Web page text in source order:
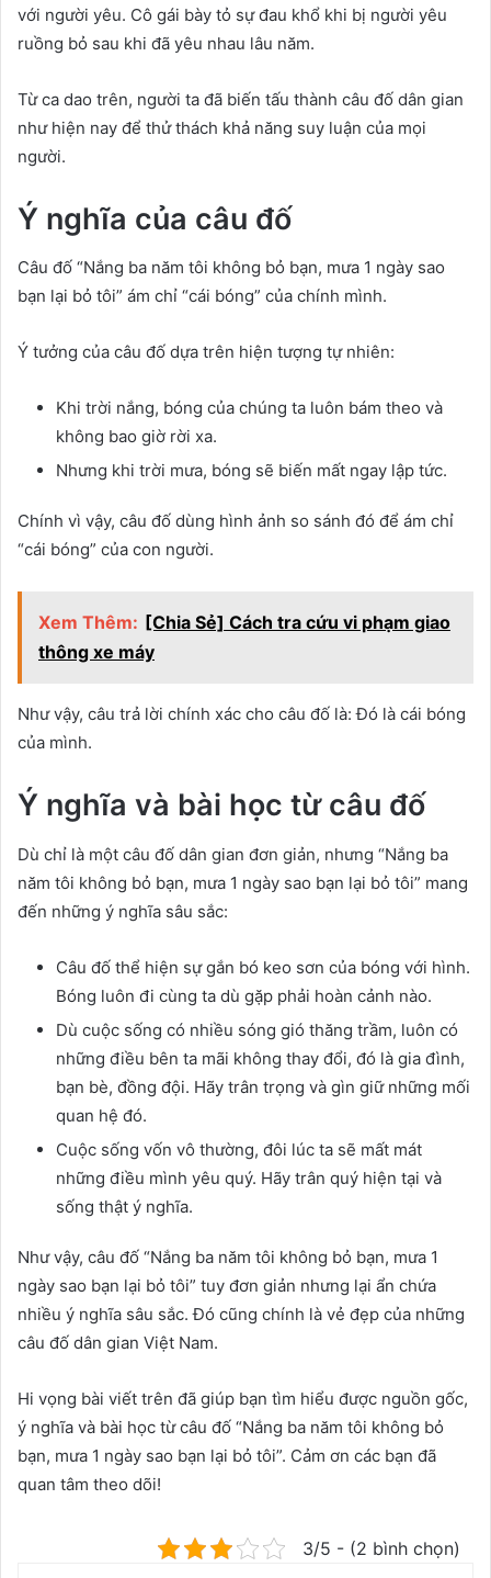
với người yêu. Cô gái bày tỏ sự đau khổ khi bị người yêu
ruồng bỏ sau khi đã yêu nhau lâu năm.
Từ ca dao trên, người ta đã biến tấu thành câu đố dân gian
như hiện nay để thử thách khả năng suy luận của mọi
người.
Ý nghĩa của câu đố
Câu đố “Nắng ba năm tôi không bỏ bạn, mưa 1 ngày sao
bạn lại bỏ tôi” ám chỉ “cái bóng” của chính mình.
Ý tưởng của câu đố dựa trên hiện tượng tự nhiên:
Khi trời nắng, bóng của chúng ta luôn bám theo và
không bao giờ rời xa.
Nhưng khi trời mưa, bóng sẽ biến mất ngay lập tức.
Chính vì vậy, câu đố dùng hình ảnh so sánh đó để ám chỉ
“cái bóng” của con người.
Xem Thêm: [Chia Sẻ] Cách tra cứu vi phạm giao
thông xe máy
Như vậy, câu trả lời chính xác cho câu đố là: Đó là cái bóng
của mình.
Ý nghĩa và bài học từ câu đố
Dù chỉ là một câu đố dân gian đơn giản, nhưng “Nắng ba
năm tôi không bỏ bạn, mưa 1 ngày sao bạn lại bỏ tôi” mang
đến những ý nghĩa sâu sắc:
Câu đố thể hiện sự gắn bó keo sơn của bóng với hình.
Bóng luôn đi cùng ta dù gặp phải hoàn cảnh nào.
Dù cuộc sống có nhiều sóng gió thăng trầm, luôn có
những điều bên ta mãi không thay đổi, đó là gia đình,
bạn bè, đồng đội. Hãy trân trọng và gìn giữ những mối
quan hệ đó.
Cuộc sống vốn vô thường, đôi lúc ta sẽ mất mát
những điều mình yêu quý. Hãy trân quý hiện tại và
sống thật ý nghĩa.
Như vậy, câu đố “Nắng ba năm tôi không bỏ bạn, mưa 1
ngày sao bạn lại bỏ tôi” tuy đơn giản nhưng lại ẩn chứa
nhiều ý nghĩa sâu sắc. Đó cũng chính là vẻ đẹp của những
câu đố dân gian Việt Nam.
Hi vọng bài viết trên đã giúp bạn tìm hiểu được nguồn gốc,
ý nghĩa và bài học từ câu đố “Nắng ba năm tôi không bỏ
bạn, mưa 1 ngày sao bạn lại bỏ tôi”. Cảm ơn các bạn đã
quan tâm theo dõi!
3/5 - (2 bình chọn)